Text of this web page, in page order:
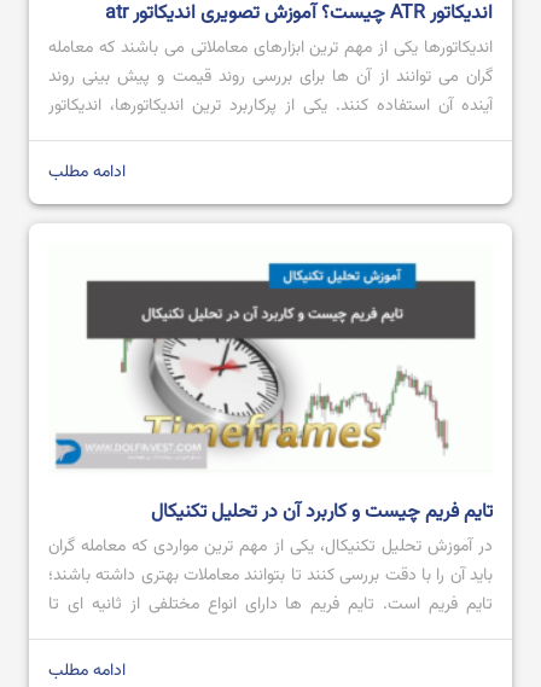
اندیکاتور ATR چیست؟ آموزش تصویری اندیکاتور atr
اندیکاتورها یکی از مهم ترین ابزارهای معاملاتی می باشند که معامله
گران می توانند از آن ها برای بررسی روند قیمت و پیش بینی روند
آینده آن استفاده کنند. یکی از پرکاربرد ترین اندیکاتورها، اندیکاتور
ATR است که محبوبیت بالایی میان معامله گران داشته و از آن
ادامه مطلب
تایم فریم چیست و کاربرد آن در تحلیل تکنیکال
در آموزش تحلیل تکنیکال، یکی از مهم ترین مواردی که معامله گران
باید آن را با دقت بررسی کنند تا بتوانند معاملات بهتری داشته باشند؛
تایم فریم است. تایم فریم‌ ها دارای انواع مختلفی از ثانیه ای تا
ماهانه می باشند که هر کدام با توجه به نیاز معامله گر می تواند یک
ادامه مطلب